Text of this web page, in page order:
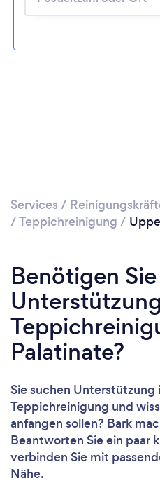
Bitte
Services /
/Teppichreinigung /
Benötigen Sie
Palatinate?
Sie suchen Unterstützung
Teppichreinigung und
anfangen sollen? Bark
Beantworten Sie ein paar
verbinden Sie mit
Nähe.